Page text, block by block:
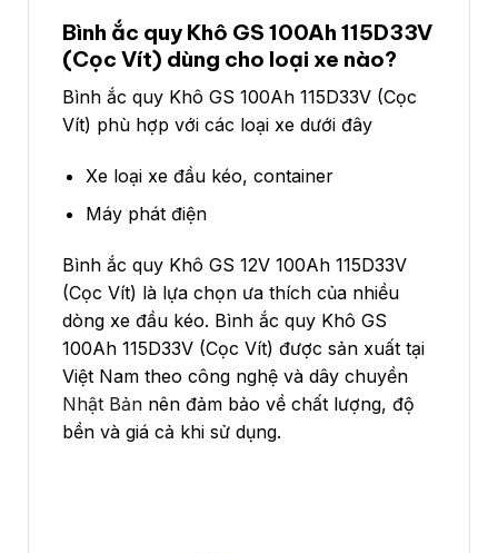
Bình ắc quy Khô GS 100Ah 115D33V
(Cọc Vít) dùng cho loại xe nào?
Bình ắc quy Khô GS 100Ah 115D33V (Cọc
Vít) phù hợp với các loại xe dưới đây
Xe loại xe đầu kéo, container
Máy phát điện
Bình ắc quy Khô GS 12V 100Ah 115D33V
(Cọc Vít) là lựa chọn ưa thích của nhiều
dòng xe đầu kéo. Bình ắc quy Khô GS
100Ah 115D33V (Cọc Vít) được sản xuất tại
Việt Nam theo công nghệ và dây chuyền
Nhật Bản nên đảm bảo về chất lượng, độ
bền và giá cả khi sử dụng.